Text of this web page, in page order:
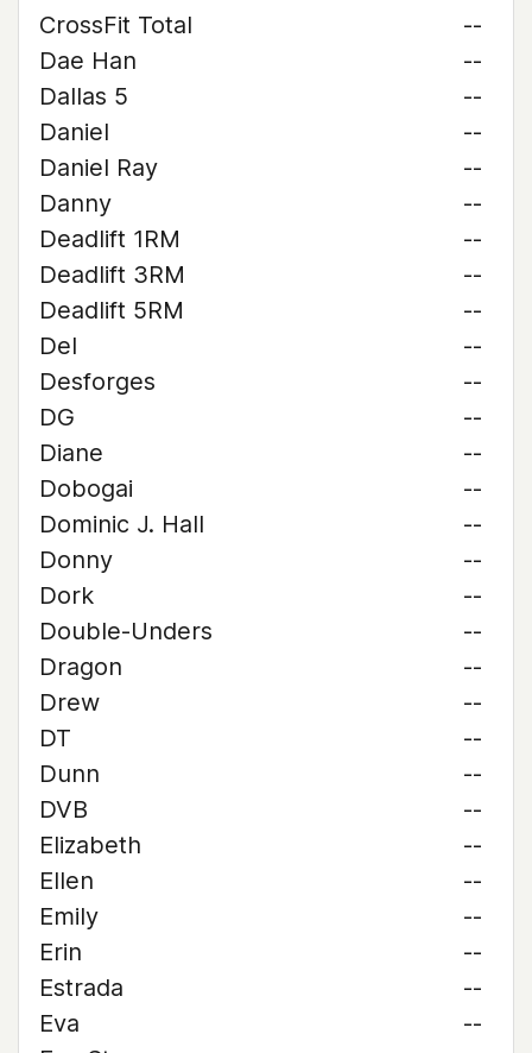
CrossFit Total
--
Dae Han
--
Dallas 5
--
Daniel
--
Daniel Ray
--
Danny
--
Deadlift 1RM
--
Deadlift 3RM
--
Deadlift 5RM
--
Del
--
Desforges
--
DG
--
Diane
--
Dobogai
--
Dominic J. Hall
--
Donny
--
Dork
--
Double-Unders
--
Dragon
--
Drew
--
DT
--
Dunn
--
DVB
--
Elizabeth
--
Ellen
--
Emily
--
Erin
--
Estrada
--
Eva
--